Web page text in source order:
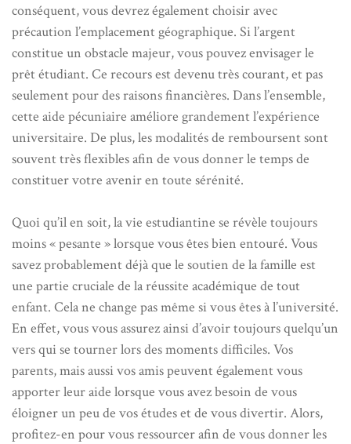
conséquent, vous devrez également choisir avec
précaution l’emplacement géographique. Si l’argent
constitue un obstacle majeur, vous pouvez envisager le
prêt étudiant. Ce recours est devenu très courant, et pas
seulement pour des raisons financières. Dans l’ensemble,
cette aide pécuniaire améliore grandement l’expérience
universitaire. De plus, les modalités de remboursent sont
souvent très flexibles afin de vous donner le temps de
constituer votre avenir en toute sérénité.
Quoi qu’il en soit, la vie estudiantine se révèle toujours
moins « pesante » lorsque vous êtes bien entouré. Vous
savez probablement déjà que le soutien de la famille est
une partie cruciale de la réussite académique de tout
enfant. Cela ne change pas même si vous êtes à l’université.
En effet, vous vous assurez ainsi d’avoir toujours quelqu’un
vers qui se tourner lors des moments difficiles. Vos
parents, mais aussi vos amis peuvent également vous
apporter leur aide lorsque vous avez besoin de vous
éloigner un peu de vos études et de vous divertir. Alors,
profitez-en pour vous ressourcer afin de vous donner les